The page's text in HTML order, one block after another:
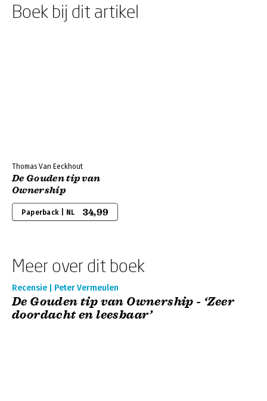
Boek bij dit artikel
Thomas Van Eeckhout
De Gouden tip van
Ownership
Paperback | NL 34,99
Meer over dit boek
Recensie | Peter Vermeulen
De Gouden tip van Ownership - ‘Zeer
doordacht en leesbaar’